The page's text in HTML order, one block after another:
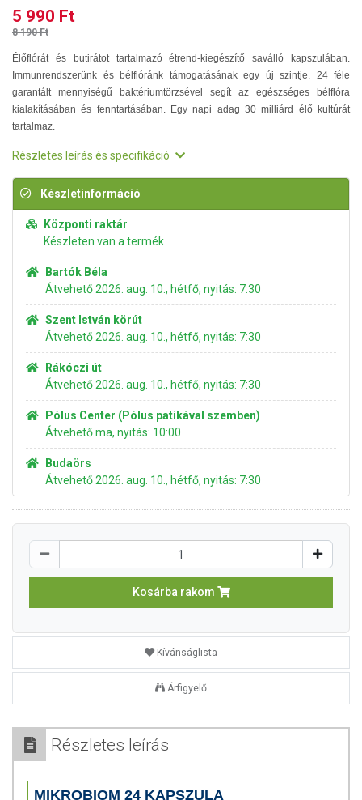
5 990 Ft
8 190 Ft
Élőflórát és butirátot tartalmazó étrend-kiegészítő saválló kapszulában.
Immunrendszerünk és bélflóránk támogatásának egy új szintje. 24 féle
garantált mennyiségű baktériumtörzsével segít az egészséges bélflóra
kialakításában és fenntartásában. Egy napi adag 30 milliárd élő kultúrát
tartalmaz.
Részletes leírás és specifikáció
Készletinformáció
Központi raktár
Készleten van a termék
Bartók Béla
Átvehető 2026. aug. 10., hétfő, nyitás: 7:30
Szent István körút
Átvehető 2026. aug. 10., hétfő, nyitás: 7:30
Rákóczi út
Átvehető 2026. aug. 10., hétfő, nyitás: 7:30
Pólus Center (Pólus patikával szemben)
Átvehető ma, nyitás: 10:00
Budaörs
Átvehető 2026. aug. 10., hétfő, nyitás: 7:30
Kosárba rakom
Kívánságlista
Árfigyelő
Részletes leírás
MIKROBIOM 24 KAPSZULA